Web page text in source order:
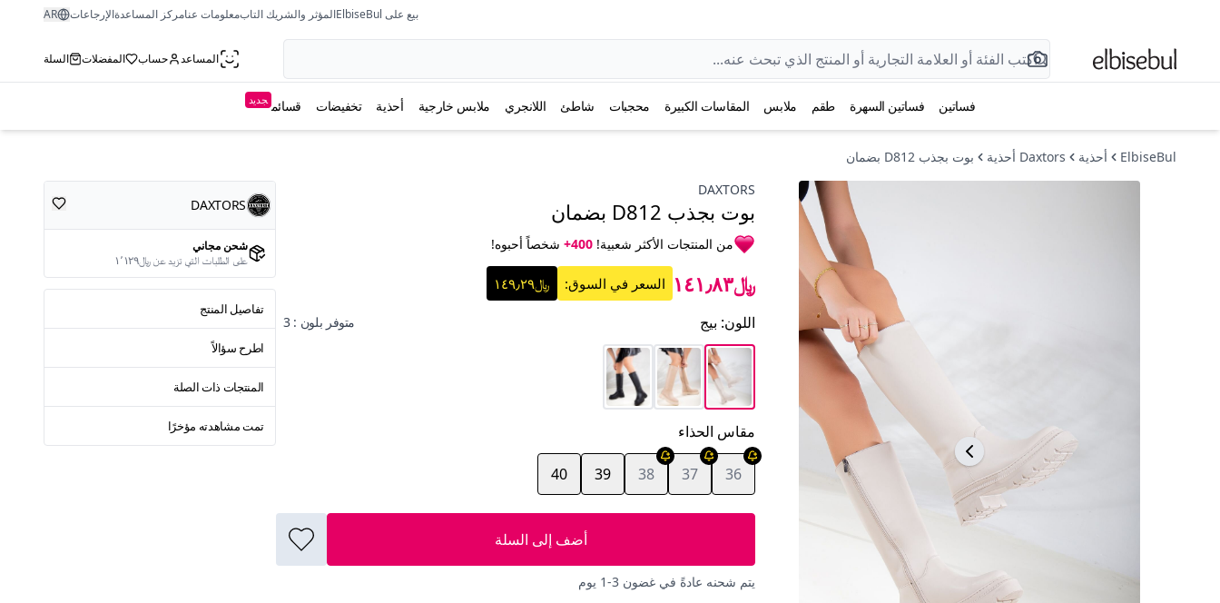
بيع على ElbiseBul المؤثر والشريك التابمعلومات عنامركز المساعدةالإرجاعات AR
المساعد حساب المفضلات السلة
فساتين فساتين السهرة طقم ملابس المقاسات الكبيرة محجبات شاطئ اللانجري ملابس خارجية أحذية تخفيضات قسائم جديد
ElbiseBul أحذية Daxtors أحذية
بوت بجذب D812 بضمان
DAXTORS
بوت بجذب D812 بضمان
من المنتجات الأكثر شعبية! 400+ شخصاً أحبوه!
﷼١٤١٫٨٣ السعر في السوق: ﷼١٤٩٫٢٩
اللون: بيج متوفر بلون : 3
مقاس الحذاء
36
37
38
39
40
أضف إلى السلة
يتم شحنه عادةً في غضون 3-1 يوم
DAXTORS
شحن مجاني
على الطلبات التي تزيد عن ﷼١٬١٢٩
تفاصيل المنتج
اطرح سؤالاً
المنتجات ذات الصلة
تمت مشاهدته مؤخرًا